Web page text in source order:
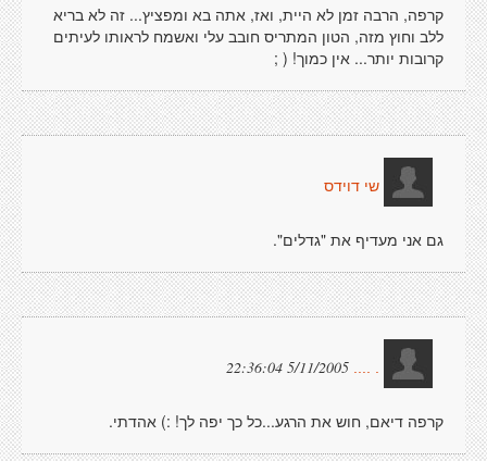
קרפה, הרבה זמן לא היית, ואז, אתה בא ומפציץ... זה לא בריא
ללב וחוץ מזה, הטון המתריס חובב עלי ואשמח לראותו לעיתים
קרובות יותר... אין כמוך! ( ;
שי דוידס
גם אני מעדיף את "גדלים".
5/11/2005 22:36:04
קרפה דיאם, חוש את הרגע...כל כך יפה לך! :) אהדתי.